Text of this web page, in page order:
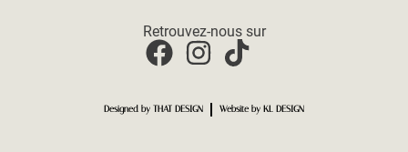
Retrouvez-nous sur
Designed by THAT DESIGN Website by KL DESIGN